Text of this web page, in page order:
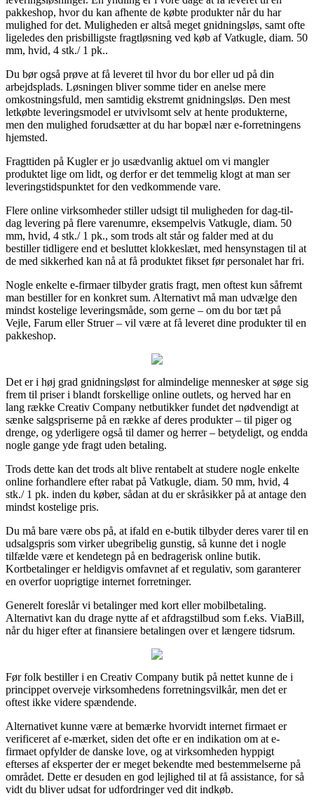
pakkeshop, hvor du kan afhente de købte produkter når du har
mulighed for det. Muligheden er altså meget gnidningsløs, samt ofte
ligeledes den prisbilligste fragtløsning ved køb af Vatkugle, diam. 50
mm, hvid, 4 stk./ 1 pk..
Du bør også prøve at få leveret til hvor du bor eller ud på din
arbejdsplads. Løsningen bliver somme tider en anelse mere
omkostningsfuld, men samtidig ekstremt gnidningsløs. Den mest
letkøbte leveringsmodel er utvivlsomt selv at hente produkterne,
men den mulighed forudsætter at du har bopæl nær e-forretningens
hjemsted.
Fragttiden på Kugler er jo usædvanlig aktuel om vi mangler
produktet lige om lidt, og derfor er det temmelig klogt at man ser
leveringstidspunktet for den vedkommende vare.
Flere online virksomheder stiller udsigt til muligheden for dag-til-
dag levering på flere varenumre, eksempelvis Vatkugle, diam. 50
mm, hvid, 4 stk./ 1 pk., som trods alt står og falder med at du
bestiller tidligere end et besluttet klokkeslæt, med hensynstagen til at
de med sikkerhed kan nå at få produktet fikset før personalet har fri.
Nogle enkelte e-firmaer tilbyder gratis fragt, men oftest kun såfremt
man bestiller for en konkret sum. Alternativt må man udvælge den
mindst kostelige leveringsmåde, som gerne – om du bor tæt på
Vejle, Farum eller Struer – vil være at få leveret dine produkter til en
pakkeshop.
Det er i høj grad gnidningsløst for almindelige mennesker at søge sig
frem til priser i blandt forskellige online outlets, og herved har en
lang række Creativ Company netbutikker fundet det nødvendigt at
sænke salgspriserne på en række af deres produkter – til piger og
drenge, og yderligere også til damer og herrer – betydeligt, og endda
nogle gange yde fragt uden betaling.
Trods dette kan det trods alt blive rentabelt at studere nogle enkelte
online forhandlere efter rabat på Vatkugle, diam. 50 mm, hvid, 4
stk./ 1 pk. inden du køber, sådan at du er skråsikker på at antage den
mindst kostelige pris.
Du må bare være obs på, at ifald en e-butik tilbyder deres varer til en
udsalgspris som virker ubegribelig gunstig, så kunne det i nogle
tilfælde være et kendetegn på en bedragerisk online butik.
Kortbetalinger er heldigvis omfavnet af et regulativ, som garanterer
en overfor uoprigtige internet forretninger.
Generelt foreslår vi betalinger med kort eller mobilbetaling.
Alternativt kan du drage nytte af et afdragstilbud som f.eks. ViaBill,
når du higer efter at finansiere betalingen over et længere tidsrum.
Før folk bestiller i en Creativ Company butik på nettet kunne de i
princippet overveje virksomhedens forretningsvilkår, men det er
oftest ikke videre spændende.
Alternativet kunne være at bemærke hvorvidt internet firmaet er
verificeret af e-mærket, siden det ofte er en indikation om at e-
firmaet opfylder de danske love, og at virksomheden hyppigt
efterses af eksperter der er meget bekendte med bestemmelserne på
området. Dette er desuden en god lejlighed til at få assistance, for så
vidt du bliver udsat for udfordringer ved dit indkøb.